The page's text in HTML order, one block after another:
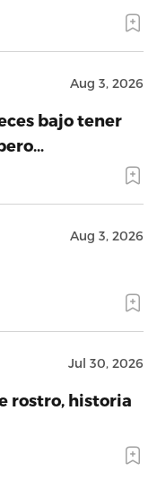
Aug 3, 2026
bajo tener
Aug 3, 2026
Jul 30, 2026
rostro, historia